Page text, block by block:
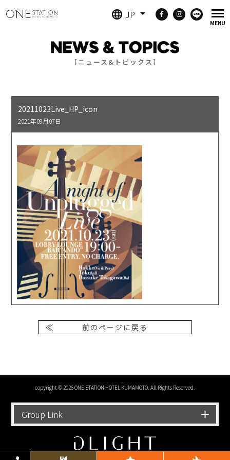
JP
［ニュース&トピックス］
20211023Live_HP_icon
2021年09月07日
前のページに戻る
copyright © 2026 ONE STATION HOTEL KUMAMOTO. All Rights Reserved.
Group Link